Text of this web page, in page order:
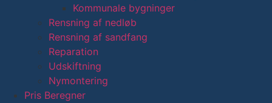
Kommunale bygninger
Rensning af nedløb
Rensning af sandfang
Reparation
Udskiftning
Nymontering
Pris Beregner